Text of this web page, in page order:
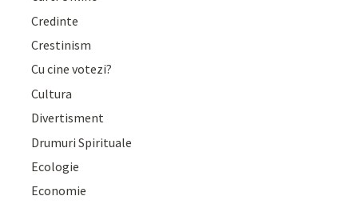
Credinte
Crestinism
Cu cine votezi?
Cultura
Divertisment
Drumuri Spirituale
Ecologie
Economie